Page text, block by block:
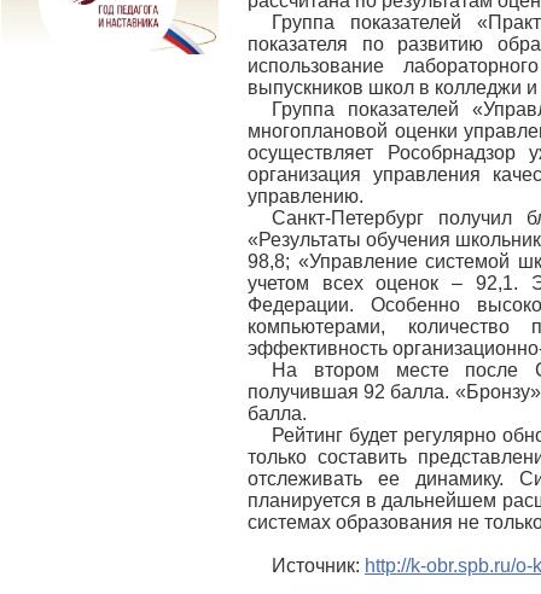
Группа показателей
показателя по развитию
использование
выпускников школ в колледжи и
Группа показателей
многоплановой оценки
осуществляет
организация управления
управлению.
Санкт-Петербург
«Результаты обучения
98,8; «Управление системой
учетом всех оценок – 92,1.
Федерации. Особенно
компьютерами,
эффективность
На втором месте после
получившая 92 балла.
балла.
Рейтинг будет регулярно
только составить
отслеживать ее динамику.
планируется в дальнейшем
системах образования не
Источник: http://k-obr.spb.ru/